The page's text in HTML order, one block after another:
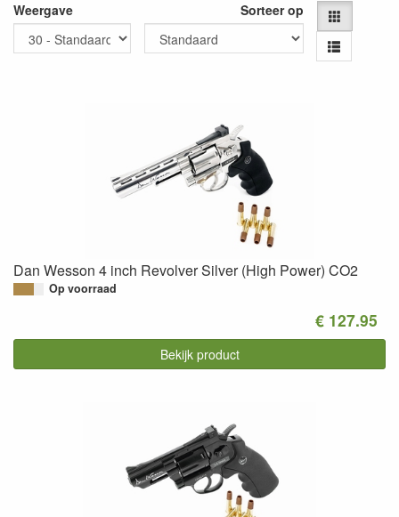
Weergave Sorteer op
Dan Wesson 4 inch Revolver Silver (High Power) CO2
Op voorraad
€ 127.95
Bekijk product